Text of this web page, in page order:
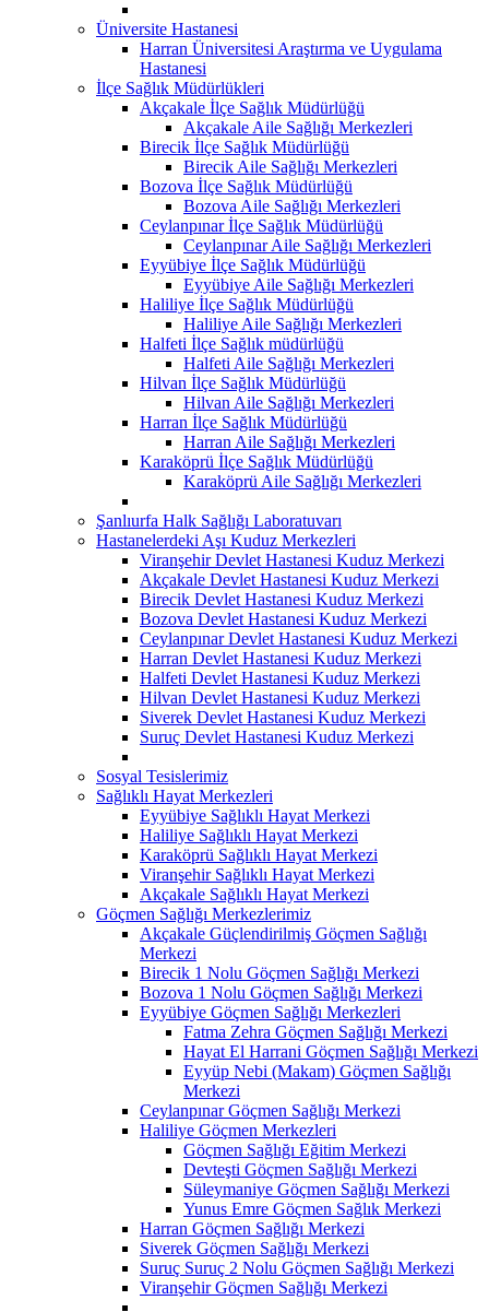
Üniversite Hastanesi
Harran Üniversitesi Araştırma ve Uygulama
Hastanesi
İlçe Sağlık Müdürlükleri
Akçakale İlçe Sağlık Müdürlüğü
Akçakale Aile Sağlığı Merkezleri
Birecik İlçe Sağlık Müdürlüğü
Birecik Aile Sağlığı Merkezleri
Bozova İlçe Sağlık Müdürlüğü
Bozova Aile Sağlığı Merkezleri
Ceylanpınar İlçe Sağlık Müdürlüğü
Ceylanpınar Aile Sağlığı Merkezleri
Eyyübiye İlçe Sağlık Müdürlüğü
Eyyübiye Aile Sağlığı Merkezleri
Haliliye İlçe Sağlık Müdürlüğü
Haliliye Aile Sağlığı Merkezleri
Halfeti İlçe Sağlık müdürlüğü
Halfeti Aile Sağlığı Merkezleri
Hilvan İlçe Sağlık Müdürlüğü
Hilvan Aile Sağlığı Merkezleri
Harran İlçe Sağlık Müdürlüğü
Harran Aile Sağlığı Merkezleri
Karaköprü İlçe Sağlık Müdürlüğü
Karaköprü Aile Sağlığı Merkezleri
Şanlıurfa Halk Sağlığı Laboratuvarı
Hastanelerdeki Aşı Kuduz Merkezleri
Viranşehir Devlet Hastanesi Kuduz Merkezi
Akçakale Devlet Hastanesi Kuduz Merkezi
Birecik Devlet Hastanesi Kuduz Merkezi
Bozova Devlet Hastanesi Kuduz Merkezi
Ceylanpınar Devlet Hastanesi Kuduz Merkezi
Harran Devlet Hastanesi Kuduz Merkezi
Halfeti Devlet Hastanesi Kuduz Merkezi
Hilvan Devlet Hastanesi Kuduz Merkezi
Siverek Devlet Hastanesi Kuduz Merkezi
Suruç Devlet Hastanesi Kuduz Merkezi
Sosyal Tesislerimiz
Sağlıklı Hayat Merkezleri
Eyyübiye Sağlıklı Hayat Merkezi
Haliliye Sağlıklı Hayat Merkezi
Karaköprü Sağlıklı Hayat Merkezi
Viranşehir Sağlıklı Hayat Merkezi
Akçakale Sağlıklı Hayat Merkezi
Göçmen Sağlığı Merkezlerimiz
Akçakale Güçlendirilmiş Göçmen Sağlığı
Merkezi
Birecik 1 Nolu Göçmen Sağlığı Merkezi
Bozova 1 Nolu Göçmen Sağlığı Merkezi
Eyyübiye Göçmen Sağlığı Merkezleri
Fatma Zehra Göçmen Sağlığı Merkezi
Hayat El Harrani Göçmen Sağlığı Merkezi
Eyyüp Nebi (Makam) Göçmen Sağlığı
Merkezi
Ceylanpınar Göçmen Sağlığı Merkezi
Haliliye Göçmen Merkezleri
Göçmen Sağlığı Eğitim Merkezi
Devteşti Göçmen Sağlığı Merkezi
Süleymaniye Göçmen Sağlığı Merkezi
Yunus Emre Göçmen Sağlık Merkezi
Harran Göçmen Sağlığı Merkezi
Siverek Göçmen Sağlığı Merkezi
Suruç Suruç 2 Nolu Göçmen Sağlığı Merkezi
Viranşehir Göçmen Sağlığı Merkezi